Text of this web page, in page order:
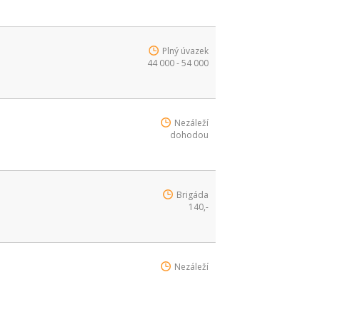
Plný úvazek
44 000 - 54 000
Nezáleží
dohodou
Brigáda
140,-
Nezáleží